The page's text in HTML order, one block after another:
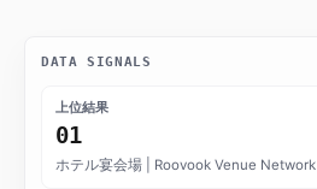
DATA SIGNALS
上位結果
01
ホテル宴会場 | Roovook Venue Network